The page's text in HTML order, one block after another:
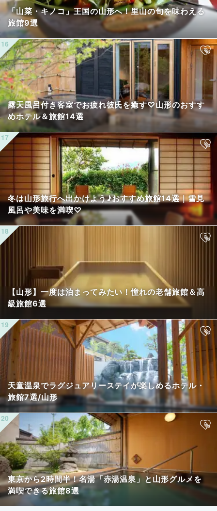
「山菜・キノコ」王国の山形へ！里山の旬を味わえる
旅館9選
露天風呂付き客室でお疲れ彼氏を癒す♡山形のおすす
めホテル＆旅館14選
冬は山形旅行へ出かけよう♪おすすめ旅館14選｜雪見
風呂や美味を満喫♡
【山形】一度は泊まってみたい！憧れの老舗旅館＆高
級旅館6選
天童温泉でラグジュアリーステイが楽しめるホテル・
旅館7選/山形
東京から2時間半！名湯「赤湯温泉」と山形グルメを
満喫できる旅館8選